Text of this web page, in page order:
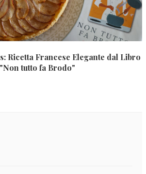
Ricetta Francese Elegante dal Libro
"Non tutto fa Brodo"